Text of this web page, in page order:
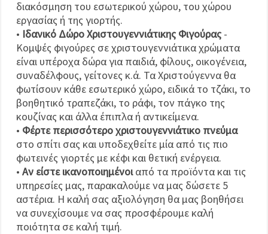
διακόσμηση του εσωτερικού χώρου, του χώρου
εργασίας ή της γιορτής.
• Ιδανικό Δώρο Χριστουγεννιάτικης Φιγούρας-
Κομψές φιγούρες σε χριστουγεννιάτικα χρώματα
είναι υπέροχα δώρα για παιδιά, φίλους, οικογένεια,
συναδέλφους, γείτονες κ.ά. Τα Χριστούγεννα θα
φωτίσουν κάθε εσωτερικό χώρο, ειδικά το τζάκι, το
βοηθητικό τραπεζάκι, το ράφι, τον πάγκο της
κουζίνας και άλλα έπιπλα ή αντικείμενα.
• Φέρτε περισσότερο χριστουγεννιάτικο πνεύμα
στο σπίτι σας και υποδεχθείτε μία από τις πιο
φωτεινές γιορτές με κέφι και θετική ενέργεια.
• Αν είστε ικανοποιημένοιαπό τα προϊόντα και τις
υπηρεσίες μας, παρακαλούμε να μας δώσετε 5
αστέρια. Η καλή σας αξιολόγηση θα μας βοηθήσει
να συνεχίσουμε να σας προσφέρουμε καλή
ποιότητα σε καλή τιμή.